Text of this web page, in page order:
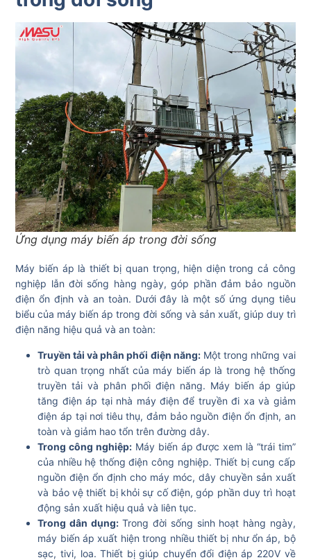
Ứng dụng máy biến áp trong đời sống
Máy biến áp là thiết bị quan trọng, hiện diện trong cả công
nghiệp lẫn đời sống hàng ngày, góp phần đảm bảo nguồn
điện ổn định và an toàn. Dưới đây là một số ứng dụng tiêu
biểu của máy biến áp trong đời sống và sản xuất, giúp duy trì
điện năng hiệu quả và an toàn:
Truyền tải và phân phối điện năng:Một trong những vai
trò quan trọng nhất của máy biến áp là trong hệ thống
truyền tải và phân phối điện năng. Máy biến áp giúp
tăng điện áp tại nhà máy điện để truyền đi xa và giảm
điện áp tại nơi tiêu thụ, đảm bảo nguồn điện ổn định, an
toàn và giảm hao tổn trên đường dây.
Trong công nghiệp: Máy biến áp được xem là “trái tim”
của nhiều hệ thống điện công nghiệp. Thiết bị cung cấp
nguồn điện ổn định cho máy móc, dây chuyền sản xuất
và bảo vệ thiết bị khỏi sự cố điện, góp phần duy trì hoạt
động sản xuất hiệu quả và liên tục.
Trong dân dụng:Trong đời sống sinh hoạt hàng ngày,
máy biến áp xuất hiện trong nhiều thiết bị như ổn áp, bộ
sạc, tivi, loa. Thiết bị giúp chuyển đổi điện áp 220V về